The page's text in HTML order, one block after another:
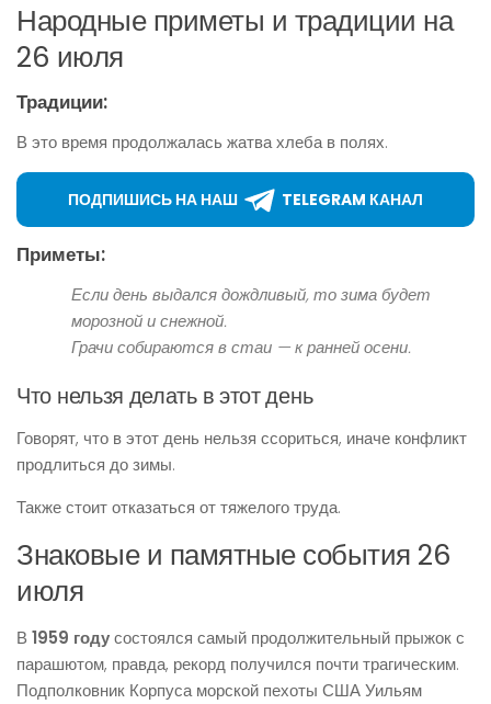
Народные приметы и традиции на
26 июля
Традиции:
В это время продолжалась жатва хлеба в полях.
ПОДПИШИСЬ НА НАШ TELEGRAM КАНАЛ
Приметы:
Если день выдался дождливый, то зима будет
морозной и снежной.
Грачи собираются в стаи — к ранней осени.
Что нельзя делать в этот день
Говорят, что в этот день нельзя ссориться, иначе конфликт
продлиться до зимы.
Также стоит отказаться от тяжелого труда.
Знаковые и памятные события 26
июля
В 1959 годусостоялся самый продолжительный прыжок с
парашютом, правда, рекорд получился почти трагическим.
Подполковник Корпуса морской пехоты США Уильям